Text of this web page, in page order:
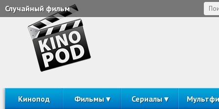
Случайный фильм
Кинопод Фильмы Сериалы